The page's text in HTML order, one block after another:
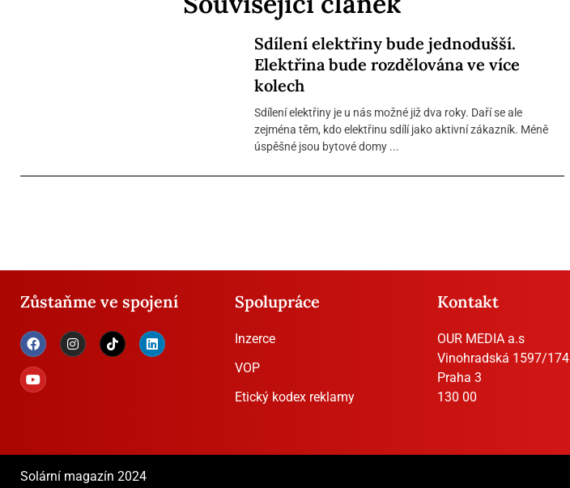
Sdílení elektřiny bude jednodušší.
Elektřina bude rozdělována ve více
kolech
Sdílení elektřiny je u nás možné již dva roky. Daří se ale
zejména těm, kdo elektřinu sdílí jako aktivní zákazník. Méně
úspěšné jsou bytové domy ...
Zůstaňme ve spojení Spolupráce
Inzerce
VOP
Etický kodex reklamy
Kontakt
OUR MEDIA a.s
Vinohradská 1597/174
Praha 3
130 00
Solární magazín 2024